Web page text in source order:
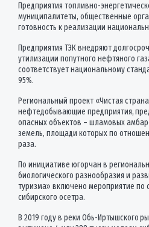
Предприятия топливно-
муниципалитеты, общественные
готовность к реализации
Предприятия ТЭК внедряют
утилизации попутного нефтяного
соответствует национальному
95%.
Региональный проект «Чистая
нефтедобывающие предприятия,
опасных объектов – шламовых
земель, площади которых по
раза.
По инициативе югорчан в
биологического разнообразия и
туризма» включено мероприятие по
сибирского осетра.
В 2019 году в реки Обь-Иртышского